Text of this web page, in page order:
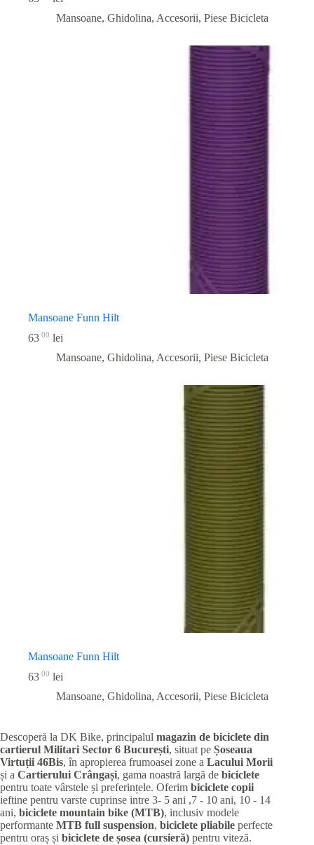
Mansoane, Ghidolina, Accesorii, Piese Bicicleta
Mansoane Funn Hilt
63 00 lei
Mansoane, Ghidolina, Accesorii, Piese Bicicleta
Mansoane Funn Hilt
63 00 lei
Mansoane, Ghidolina, Accesorii, Piese Bicicleta
Descoperă la DK Bike, principalul magazin de biciclete din
cartierul Militari Sector 6 București, situat pe Șoseaua
Virtuții 46Bis, în apropierea frumoasei zone a Lacului Morii
și a Cartierului Crângași, gama noastră largă de biciclete
pentru toate vârstele și preferințele. Oferim biciclete copii
ieftine pentru varste cuprinse intre 3- 5 ani ,7 - 10 ani, 10 - 14
ani, biciclete mountain bike (MTB), inclusiv modele
performante MTB full suspension, biciclete pliabile perfecte
pentru oraș și biciclete de șosea (cursieră) pentru viteză.